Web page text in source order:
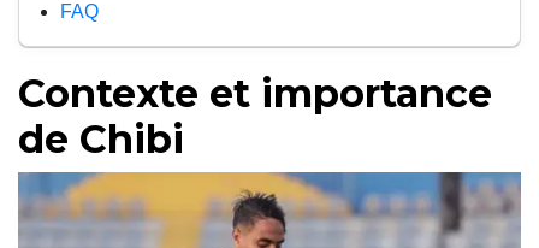
FAQ
Contexte et importance
de Chibi